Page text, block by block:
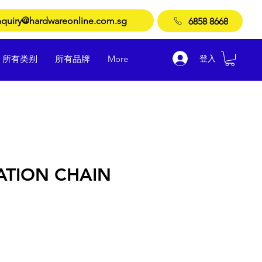
6858 8668
所有类别 所有品牌 More 登入
CHAIN